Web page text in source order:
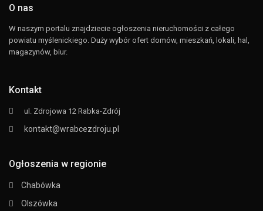
O nas
W naszym portalu znajdziecie ogłoszenia nieruchomości z całego
powiatu myślenickiego. Duży wybór ofert domów, mieszkań, lokali, hal,
magazynów, biur.
Kontakt
ul. Zdrojowa 12 Rabka-Zdrój
kontakt@wrabcezdroju.pl
Ogłoszenia w regionie
Chabówka
Olszówka